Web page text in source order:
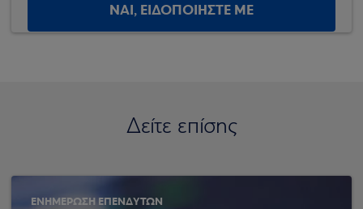
ΝΑΙ, ΕΙΔΟΠΟΙΗΣΤΕ ΜΕ
Δείτε επίσης
ΕΝΗΜΕΡΩΣΗ ΕΠΕΝΔΥΤΩΝ